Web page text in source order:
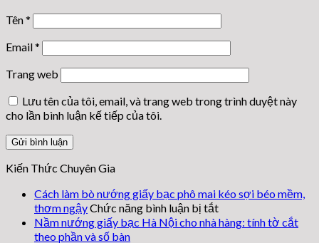
Tên*
Email*
Trang web
Lưu tên của tôi, email, và trang web trong trình duyệt này
cho lần bình luận kế tiếp của tôi.
Kiến Thức Chuyên Gia
Cách làm bò nướng giấy bạc phô mai kéo sợi béo mềm,
thơm ngậyChức năng bình luận bị tắtở
Cách
Nầm nướng giấy bạc Hà Nội cho nhà hàng: tính tờ cắt
theo phần và số bàn